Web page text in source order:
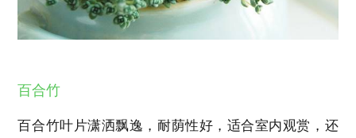
百合竹
百合竹叶片潇洒飘逸，耐荫性好，适合室内观赏，还